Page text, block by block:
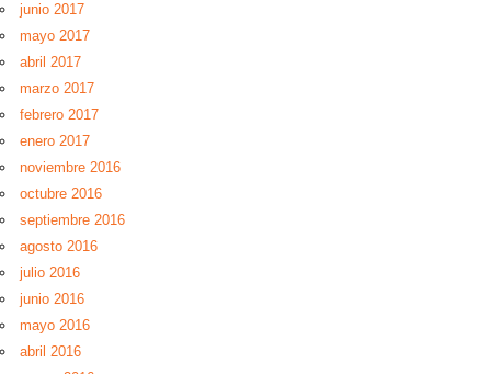
junio 2017
mayo 2017
abril 2017
marzo 2017
febrero 2017
enero 2017
noviembre 2016
octubre 2016
septiembre 2016
agosto 2016
julio 2016
junio 2016
mayo 2016
abril 2016